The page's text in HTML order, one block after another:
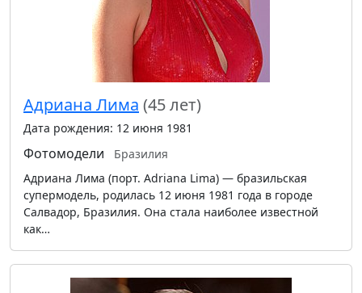
Адриана Лима (45 лет)
Дата рождения: 12 июня 1981
Фотомодели
Бразилия
Адриана Лима (порт. Adriana Lima) — бразильская
супермодель, родилась 12 июня 1981 года в городе
Салвадор, Бразилия. Она стала наиболее известной
как…